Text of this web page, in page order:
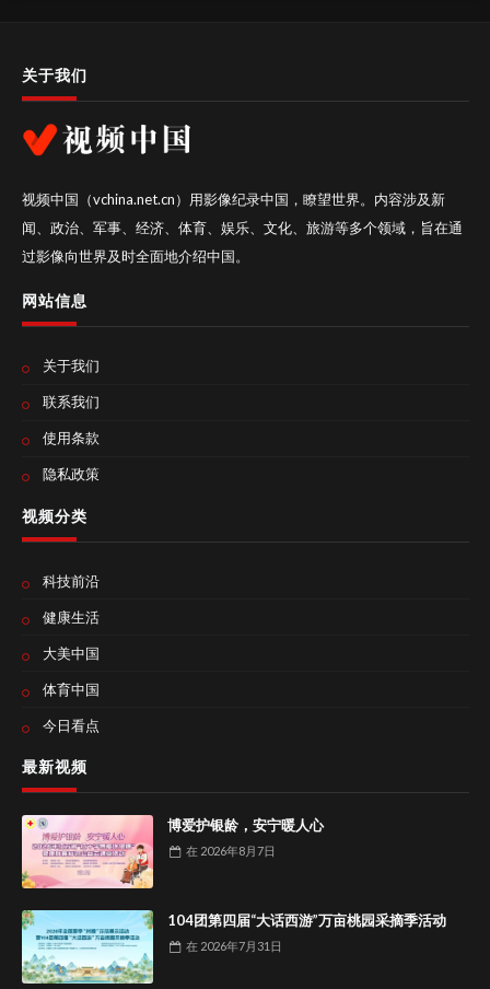
关于我们
视频中国（vchina.net.cn）用影像纪录中国，瞭望世界。内容涉及新
闻、政治、军事、经济、体育、娱乐、文化、旅游等多个领域，旨在通
过影像向世界及时全面地介绍中国。
网站信息
关于我们
联系我们
使用条款
隐私政策
视频分类
科技前沿
健康生活
大美中国
体育中国
今日看点
最新视频
博爱护银龄，安宁暖人心
在 2026年8月7日
104团第四届“大话西游”万亩桃园采摘季活动
在 2026年7月31日